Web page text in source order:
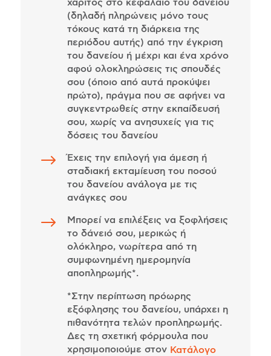
χάριτος στο κεφάλαιο του δανείου
(δηλαδή πληρώνεις μόνο τους
τόκους κατά τη διάρκεια της
περιόδου αυτής) από την έγκριση
του δανείου ή μέχρι και ένα χρόνο
αφού ολοκληρώσεις τις σπουδές
σου (όποιο από αυτά προκύψει
πρώτο), πράγμα που σε αφήνει να
συγκεντρωθείς στην εκπαίδευσή
σου, χωρίς να ανησυχείς για τις
δόσεις του δανείου
$
Έχεις την επιλογή για άμεση ή
σταδιακή εκταμίευση του ποσού
του δανείου ανάλογα με τις
ανάγκες σου
$
Μπορεί να επιλέξεις να ξοφλήσεις
το δάνειό σου, μερικώς ή
ολόκληρο, νωρίτερα από τη
συμφωνημένη ημερομηνία
αποπληρωμής*.
*Στην περίπτωση πρόωρης
εξόφλησης του δανείου, υπάρχει η
πιθανότητα τελών προπληρωμής.
Δες τη σχετική φόρμουλα που
χρησιμοποιούμε στον Κατάλογο